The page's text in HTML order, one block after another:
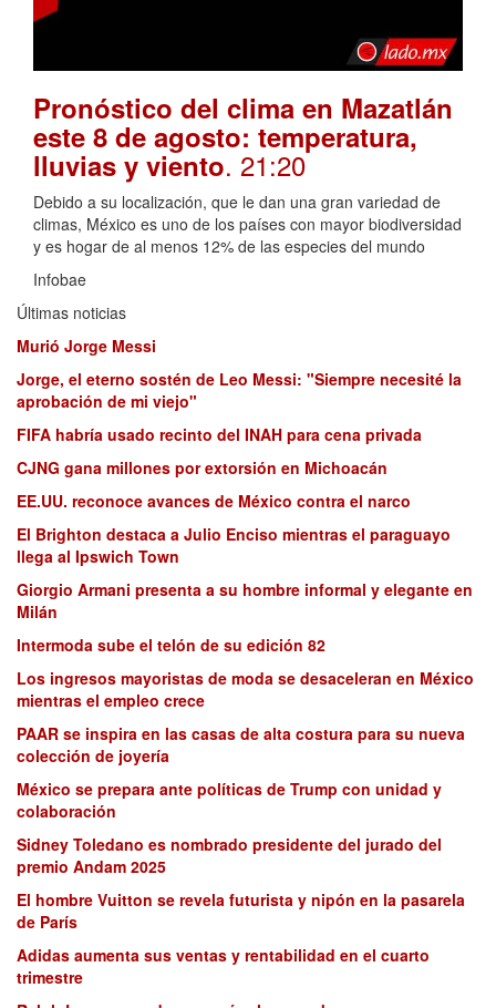
Pronóstico del clima en Mazatlán
este 8 de agosto: temperatura,
lluvias y viento. 21:20
Debido a su localización, que le dan una gran variedad de
climas, México es uno de los países con mayor biodiversidad
y es hogar de al menos 12% de las especies del mundo
Infobae
Últimas noticias
Murió Jorge Messi
Jorge, el eterno sostén de Leo Messi: "Siempre necesité la
aprobación de mi viejo"
FIFA habría usado recinto del INAH para cena privada
CJNG gana millones por extorsión en Michoacán
EE.UU. reconoce avances de México contra el narco
El Brighton destaca a Julio Enciso mientras el paraguayo
llega al Ipswich Town
Giorgio Armani presenta a su hombre informal y elegante en
Milán
Intermoda sube el telón de su edición 82
Los ingresos mayoristas de moda se desaceleran en México
mientras el empleo crece
PAAR se inspira en las casas de alta costura para su nueva
colección de joyería
México se prepara ante políticas de Trump con unidad y
colaboración
Sidney Toledano es nombrado presidente del jurado del
premio Andam 2025
El hombre Vuitton se revela futurista y nipón en la pasarela
de París
Adidas aumenta sus ventas y rentabilidad en el cuarto
trimestre